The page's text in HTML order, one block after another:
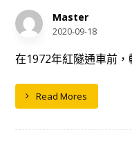
Master
2020-09-18
在1972年紅隧通車前，
Read Mores